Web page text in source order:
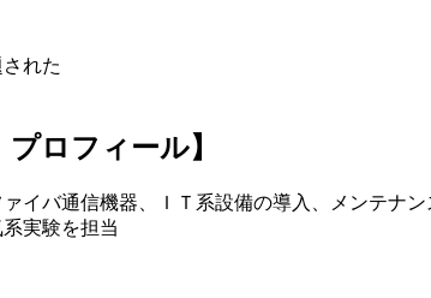
れた
ロフィール】
イバ通信機器、ＩＴ系設備の導入、メンテナ
実験を担当